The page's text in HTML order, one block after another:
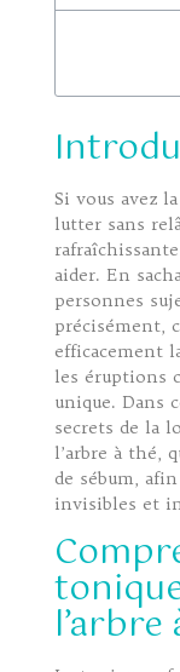
Si vous avez
lutter sans
aider. En
personnes
précisément,
efficacement
les éruptions
unique. Dans
secrets de la
l’arbre à thé,
de sébum,
invisibles et
l’arbre